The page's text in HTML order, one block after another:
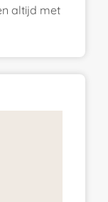
altijd met